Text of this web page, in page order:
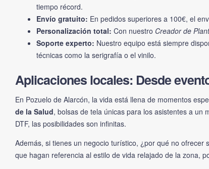
tiempo récord.
Envío gratuito: En pedidos superiores a 100€, el
Personalización total: Con nuestro Creador de
Soporte experto: Nuestro equipo está siempre
técnicas como la serigrafía o el vinilo.
Aplicaciones locales: Desde
En Pozuelo de Alarcón, la vida está llena de momentos
de la Salud, bolsas de tela únicas para los asistentes a un
DTF, las posibilidades son infinitas.
Además, si tienes un negocio turístico, ¿por qué no
que hagan referencia al estilo de vida relajado de la zona,